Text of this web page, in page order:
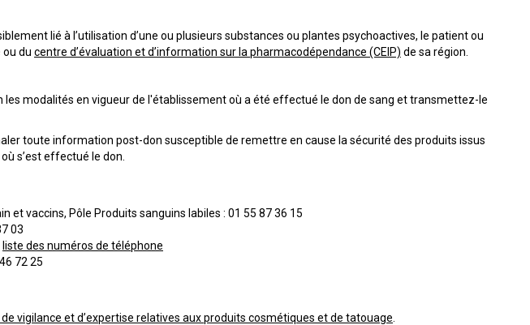
lié à l’utilisation d’une ou plusieurs substances ou plantes psychoactives, le patient ou
du centre d’évaluation et d’information sur la pharmacodépendance (CEIP) de sa région.
modalités en vigueur de l'établissement où a été effectué le don de sang et transmettez-le
toute information post-don susceptible de remettre en cause la sécurité des produits issus
s’est effectué le don.
et vaccins, Pôle Produits sanguins labiles : 01 55 87 36 15
03
liste des numéros de téléphone
72 25
vigilance et d’expertise relatives aux produits cosmétiques et de tatouage